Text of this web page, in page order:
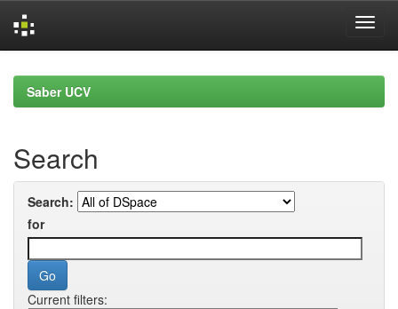
navigationSaber UCV
Search
Search:
for
Current filters: